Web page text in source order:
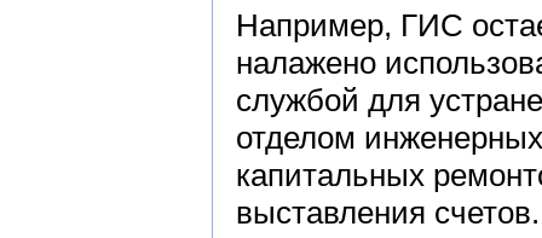
Например, ГИС
налажено
службой для
отделом
капитальных
выставления счетов.